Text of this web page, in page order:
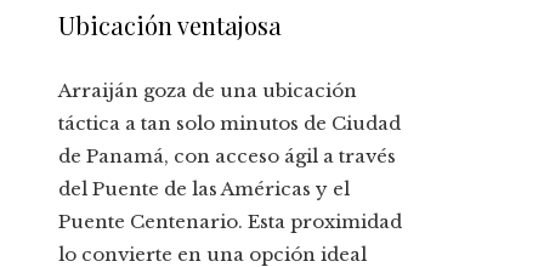
Ubicación ventajosa
Arraiján goza de una ubicación
táctica a tan solo minutos de Ciudad
de Panamá, con acceso ágil a través
del Puente de las Américas y el
Puente Centenario. Esta proximidad
lo convierte en una opción ideal